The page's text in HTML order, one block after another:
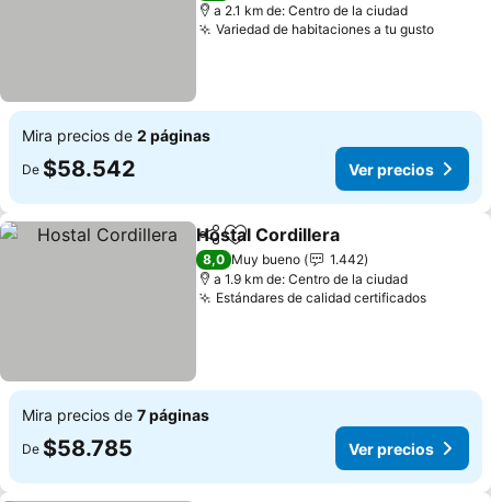
a 2.1 km de: Centro de la ciudad
Variedad de habitaciones a tu gustoVer
Mira precios de 2 páginas
De $58.542 Ver precios
CompartirAgregar a favoritos
Hostal Cordillera
8,0 Muy bueno
1.442
a 1.9 km de: Centro de la ciudad
Estándares de calidad certificadosVer
Mira precios de 7 páginas
De $58.785 Ver precios